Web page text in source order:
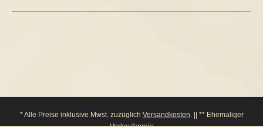
* Alle Preise inklusive Mwst. zuzüglich Versandkosten. || ** Ehemaliger